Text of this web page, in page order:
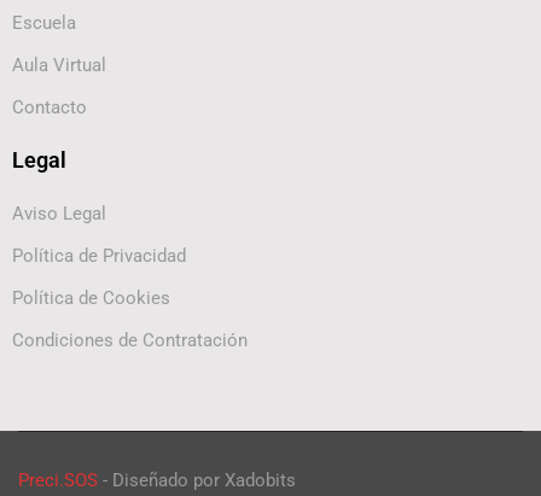
Escuela
Aula Virtual
Contacto
Legal
Aviso Legal
Política de Privacidad
Política de Cookies
Condiciones de Contratación
Preci.SOS - Diseñado por Xadobits